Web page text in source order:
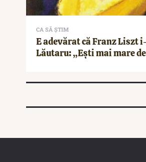
CA SĂ ȘTIM
E adevărat că Franz Liszt
Lăutaru: „Ești mai mare